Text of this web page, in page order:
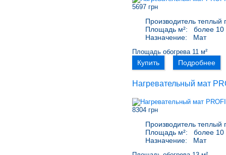
5697 грн
Производитель теплый
Площадь м²:
более 10
Назначение:
Мат
Площадь обогрева 11 м²
Купить Подробнее
Нагревательный мат
8304 грн
Производитель теплый
Площадь м²:
более 10
Назначение:
Мат